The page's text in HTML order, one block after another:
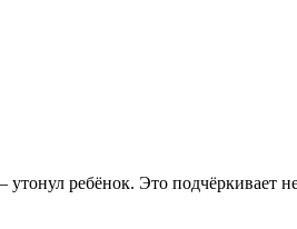
ребёнок. Это подчёркивает